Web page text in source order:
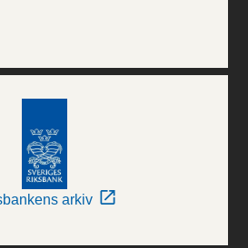
arkiv